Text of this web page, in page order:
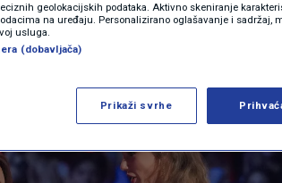
VIDEO
Više
geolokacijskih podataka. Aktivno skeniranje
na uređaju. Personalizirano oglašavanje i sadržaj,
usluga.
(dobavljača)
Prikaži svrhe